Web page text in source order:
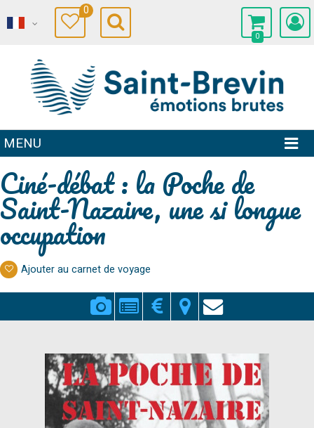
0
0
MENU
Ciné-débat : la Poche de
Saint-Nazaire, une si longue
occupation
Ajouter au carnet de voyage